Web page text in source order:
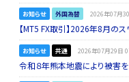
お知らせ 外国為替 2026年07月
【MT5 FX取引】2026年8月の
お知らせ 共通 2026年07月29日
令和８年熊本地震により被害